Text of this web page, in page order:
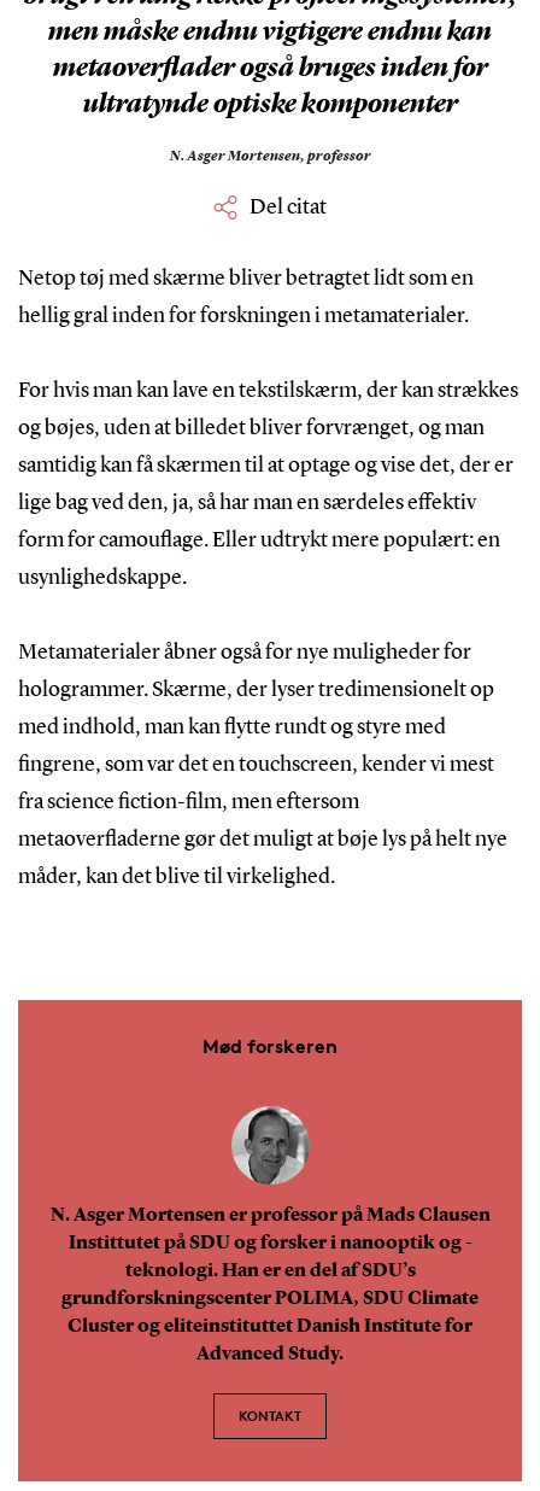
men måske endnu vigtigere endnu kan
metaoverflader også bruges inden for
ultratynde optiske komponenter
N. Asger Mortensen, professor
Del citat
Netop tøj med skærme bliver betragtet lidt som en
hellig gral inden for forskningen i metamaterialer.
For hvis man kan lave en tekstilskærm, der kan strækkes
og bøjes, uden at billedet bliver forvrænget, og man
samtidig kan få skærmen til at optage og vise det, der er
lige bag ved den, ja, så har man en særdeles effektiv
form for camouflage. Eller udtrykt mere populært: en
usynlighedskappe.
Metamaterialer åbner også for nye muligheder for
hologrammer. Skærme, der lyser tredimensionelt op
med indhold, man kan flytte rundt og styre med
fingrene, som var det en touchscreen, kender vi mest
fra science fiction-film, men eftersom
metaoverfladerne gør det muligt at bøje lys på helt nye
måder, kan det blive til virkelighed.
Mød forskeren
N. Asger Mortensen er professor på Mads Clausen
Instittutet på SDU og forsker i nanooptik og -
teknologi. Han er en del af SDU’s
grundforskningscenter POLIMA, SDU Climate
Cluster og eliteinstituttet Danish Institute for
Advanced Study.
KONTAKT